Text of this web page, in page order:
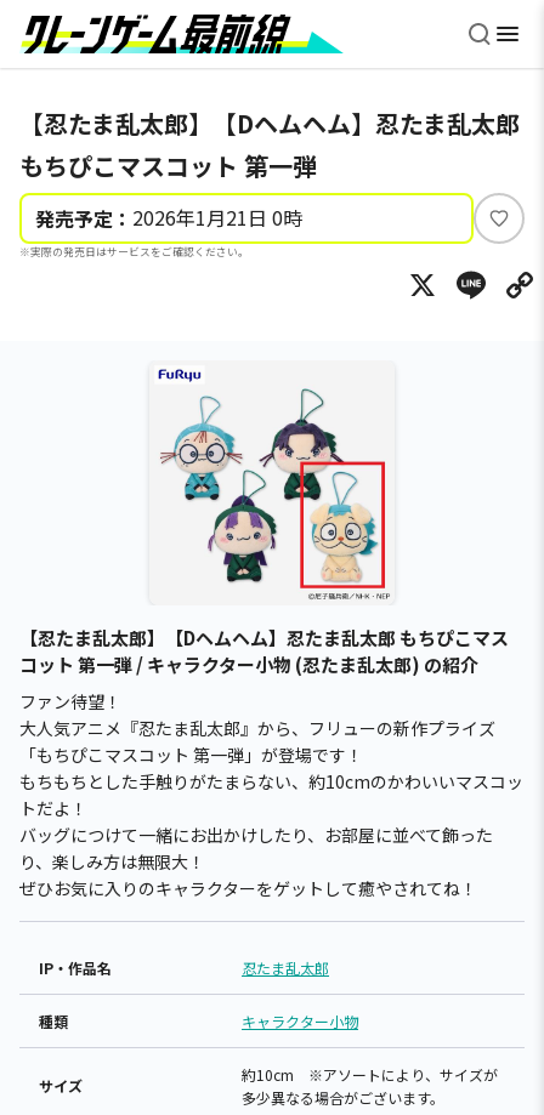
【忍たま乱太郎】【Dヘムヘム】忍たま乱太郎
もちぴこマスコット 第一弾
発売予定： 2026年1月21日 0時
※実際の発売日はサービスをご確認ください。
い
ね
X
【忍たま乱太郎】【Dヘムヘム】忍たま乱太郎 もちぴこマス
コット 第一弾 / キャラクター小物 (忍たま乱太郎) の紹介
ファン待望！
大人気アニメ『忍たま乱太郎』から、フリューの新作プライズ
「もちぴこマスコット 第一弾」が登場です！
もちもちとした手触りがたまらない、約10cmのかわいいマスコッ
トだよ！
バッグにつけて一緒にお出かけしたり、お部屋に並べて飾った
り、楽しみ方は無限大！
ぜひお気に入りのキャラクターをゲットして癒やされてね！
IP・作品名 忍たま乱太郎
種類 キャラクター小物
サイズ
約10cm ※アソートにより、サイズが
多少異なる場合がございます。